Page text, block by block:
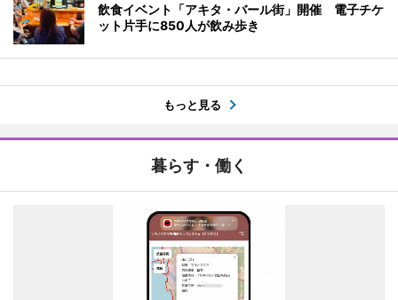
飲食イベント「アキタ・バール街」開催 電子チケ
ット片手に850人が飲み歩き
もっと見る
暮らす・働く